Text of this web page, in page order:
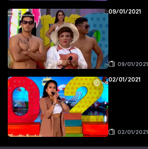
09/01/2021
09/01/2021
02/01/2021
02/01/2021